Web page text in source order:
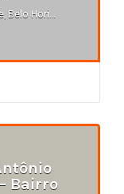
Rua Oscar Trompowsky, 1687 - São Jorge, Belo Horizonte - MG
Bairro